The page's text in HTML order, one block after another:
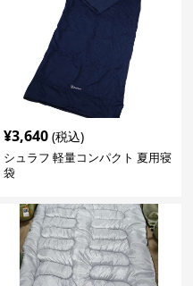
¥3,640 (税込)
シュラフ 軽量コンパクト 夏用寝
袋